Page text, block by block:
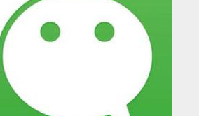
网络警察提醒你 诚信网站